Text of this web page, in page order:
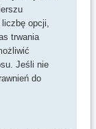
opcji,
trwania
Jeśli nie
do